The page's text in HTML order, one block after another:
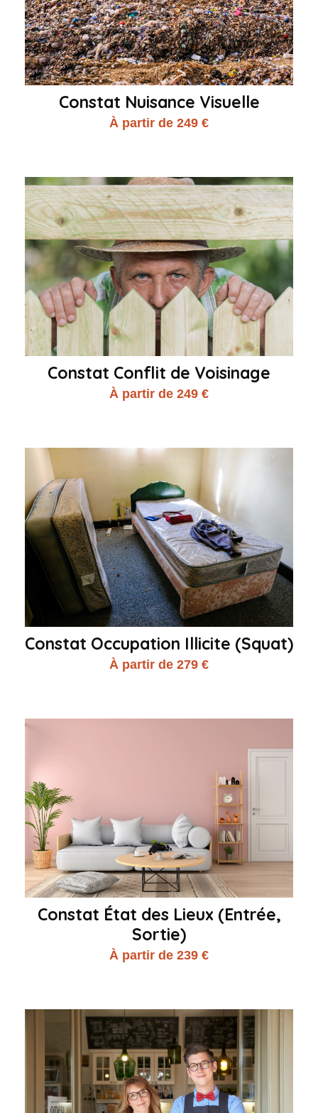
Constat Nuisance Visuelle
À partir de 249 €
Constat Conflit de Voisinage
À partir de 249 €
Constat Occupation Illicite (Squat)
À partir de 279 €
Constat État des Lieux (Entrée,
Sortie)
À partir de 239 €